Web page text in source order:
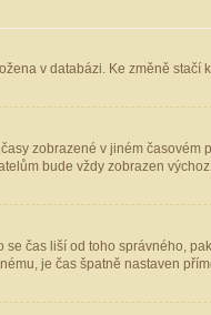
v databázi. Ke změně stačí
zobrazené v jiném
bude vždy zobrazen
čas liší od toho správného,
je čas špatně nastaven